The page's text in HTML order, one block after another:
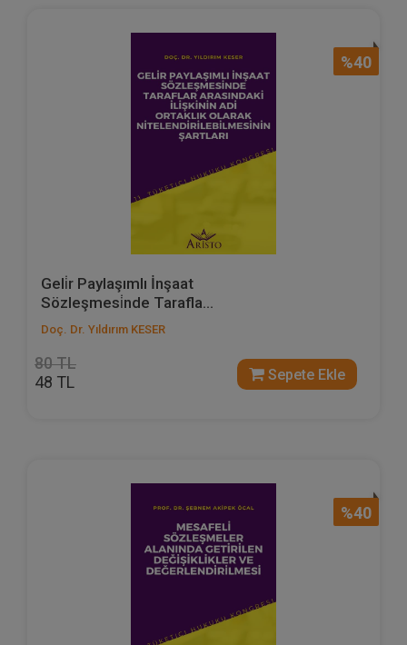
%40
Geli̇r Paylaşımlı İnşaat
Sözleşmesi̇nde Tarafla...
Doç. Dr. Yıldırım KESER
80 TL
48 TL Sepete Ekle
%40